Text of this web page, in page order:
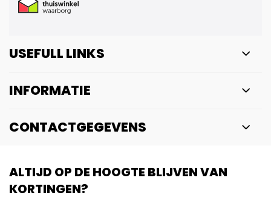
USEFULL LINKS
INFORMATIE
CONTACTGEGEVENS
ALTIJD OP DE HOOGTE BLIJVEN VAN
KORTINGEN?